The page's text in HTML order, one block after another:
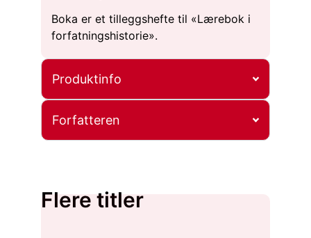
Boka er et tilleggshefte til «Lærebok i
forfatningshistorie».
Produktinfo
Forfatteren
Flere titler